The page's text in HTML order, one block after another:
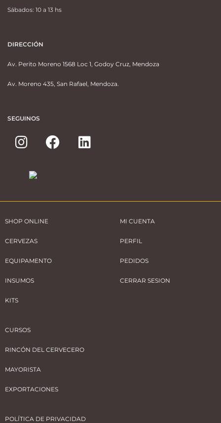
Sábados: 10 a 13 hs
DIRECCIÓN
Av. Perito Moreno 1568 Loc 1, Godoy Cruz, Mendoza
Av. Moreno 435, San Rafael, Mendoza.
SEGUINOS
SHOP ONLINE
CERVEZAS
EQUIPAMENTO
INSUMOS
KITS
MI CUENTA
PERFIL
PEDIDOS
CERRAR SESION
CURSOS
RINCÓN DEL CERVECERO
MAYORISTA
EXPORTACIONES
POLÍTICA DE PRIVACIDAD